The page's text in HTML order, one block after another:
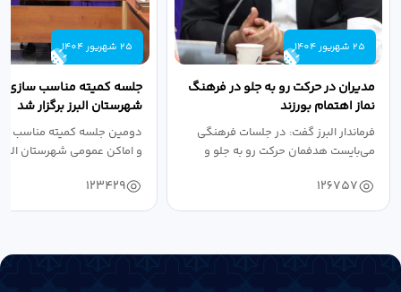
25 شهریور 1404
مدیران در حرکت رو به جلو در فرهنگ
نماز اهتمام بورزند
فرماندار البرز گفت: در جلسات فرهنگی
می‌بایست هدفمان حرکت رو به جلو و
126757
25 شهریور 1404
جلسه کمیته مناسب سازی
شهرستان البرز برگزار شد
دومین جلسه کمیته مناسب
و اماکن عمومی شهرستان
123429